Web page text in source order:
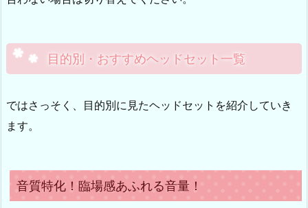
目的別・おすすめヘッドセット一覧
ではさっそく、目的別に見たヘッドセットを紹介していき
ます。
音質特化！臨場感あふれる音量！